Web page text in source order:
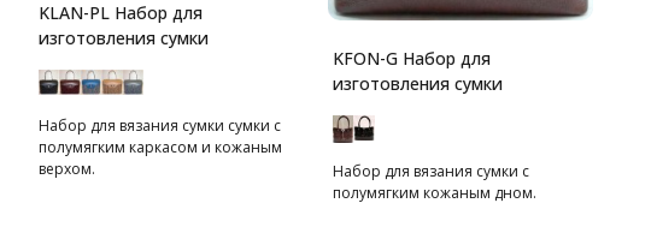
KLAN-PL Набор для
изготовления сумки
Набор для вязания сумки сумки с
полумягким каркасом и кожаным
верхом.
KFON-G Набор для
изготовления сумки
Набор для вязания сумки с
полумягким кожаным дном.